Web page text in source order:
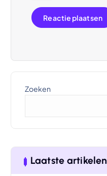
Zoeken
Laatste artikelen